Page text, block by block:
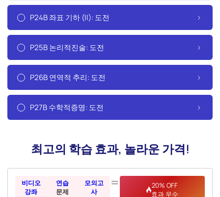
P24B 좌표 기하 (II): 도전
P25B 논리적진술: 도전
P26B 연역적 추리: 도전
P27B 수학적증명: 도전
최고의 학습 효과, 놀라운 가격!
비디오
강좌
연습
문제
모의고
사
=
20% OFF
효과 우수